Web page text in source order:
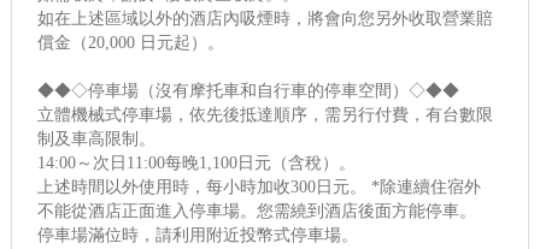
如在上述區域以外的酒店內吸煙時，將會向您另外收取營業賠
償金（20,000 日元起）。
◆◆◇停車場（沒有摩托車和自行車的停車空間）◇◆◆
立體機械式停車場，依先後抵達順序，需另行付費，有台數限
制及車高限制。
14:00～次日11:00每晚1,100日元（含稅）。
上述時間以外使用時，每小時加收300日元。 *除連續住宿外
不能從酒店正面進入停車場。您需繞到酒店後面方能停車。
停車場滿位時，請利用附近投幣式停車場。